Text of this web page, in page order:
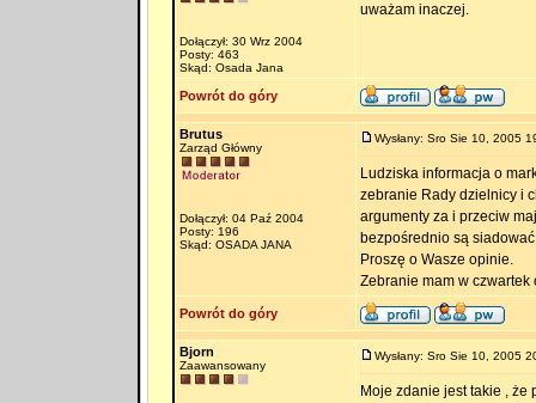
Dołączył: 30 Wrz 2004
Posty: 463
Skąd: Osada Jana
uważam inaczej.
Powrót do góry
Brutus
Zarząd Główny
Dołączył: 04 Paź 2004
Posty: 196
Skąd: OSADA JANA
Wysłany: Sro Sie 10, 2005
Ludziska informacja o
zebranie Rady dzielnicy i
argumenty za i przeciw
bezpośrednio są
Proszę o Wasze opinie.
Zebranie mam w
Powrót do góry
Bjorn
Zaawansowany
Wysłany: Sro Sie 10, 2005
Moje zdanie jest takie , że